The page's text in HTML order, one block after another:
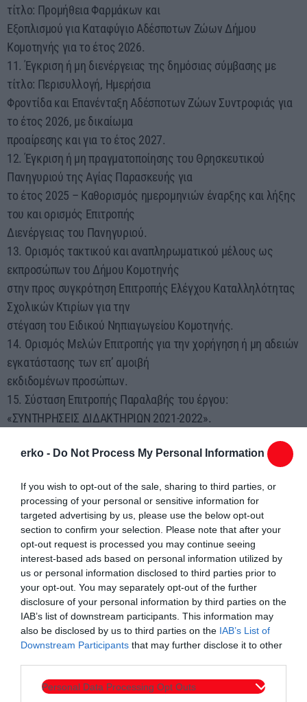
erko - Do Not Process My Personal Information
If you wish to opt-out of the sale, sharing to third parties, or
processing of your personal or sensitive information for
targeted advertising by us, please use the below opt-out
section to confirm your selection. Please note that after your
opt-out request is processed you may continue seeing
interest-based ads based on personal information utilized by
us or personal information disclosed to third parties prior to
your opt-out. You may separately opt-out of the further
disclosure of your personal information by third parties on the
IAB’s list of downstream participants. This information may
also be disclosed by us to third parties on the IAB’s List of
Downstream Participants that may further disclose it to other
Personal Data Processing Opt Outs
τίτλο: Προμήθεια Φαρμάκων και
Εξοπλισμού για Καταφύγιο Αδέσποτων Ζώων Δήμου
Κομοτηνής για το έτος 2026.
11. Έγκριση ή μη διενέργειας της δημόσιας σύμβασης με
τίτλο: Περισυλλογή, Ημερήσια
Φροντίδα και Επανένταξη Αδέσποτων Ζώων Συντροφιάς για
το έτος 2026, με δικαίωμα
προαίρεσης και για το έτος 2027.
12. Έγκριση ή μη πραγματοποίησης του Θρησκευτικού
Πανηγυριού της Αγίας Παρασκευής για
το έτος 2025 – Καθορισμός ημερομηνιών έναρξης και λήξης
του και ορισμός Επιτροπής
Διενέργειας του Πανηγυριού.
13. Ορισμός τακτικού και αναπληρωματικού μέλους ως
εκπροσώπων του Δήμου Κομοτηνής
στην προς συγκρότηση Επιτροπής Ελέγχου Καταλληλότητας
Σχολικών Κτιρίων για την
στέγαση του Ειδικού Νηπιαγωγείου Κομοτηνής.
14. Ορισμός Μελών Επιτροπής για την χορήγηση ή μη αδειών
εγκατάστασης των επ’ αμοιβή
εκδιδομένων προσώπων.
15. Σύσταση Επιτροπής Παραλαβής του έργου:
«ΣΥΝΤΗΡΗΣΕΙΣ ΔΙΔΑΚΤΗΡΙΩΝ 2021-2022».
άχρηστων υλικών τα οποία βρίσκονται
17. Έγκριση κατανομής χρημάτων από τους ΚΑΠ (Β΄
Κατανομή 2025), για την κάλυψη
λειτουργικών αναγκών των σχολείων Πρωτοβάθμιας και
Δευτεροβάθμιας Εκπαίδευσης και
των Σχολικών Εφορειών των Μειονοτικών Σχολείων.
18. Έγκριση ή μη τριμηνιαίας έκθεσης υλοποίησης του
προϋπολογισμού του Δήμου Α΄ τριμήνου
2025 (αριθμ. 167/2025 Α.Δ.Ε.).
19. ΄Έγκριση ή μη της αριθ. 164/2025 Απόφασης της
ισολογισμού και των αποτελεσμάτων χρήσεως από 1/1/2023
έως 31/12/2023 του Ν.Π.Δ.Δ.